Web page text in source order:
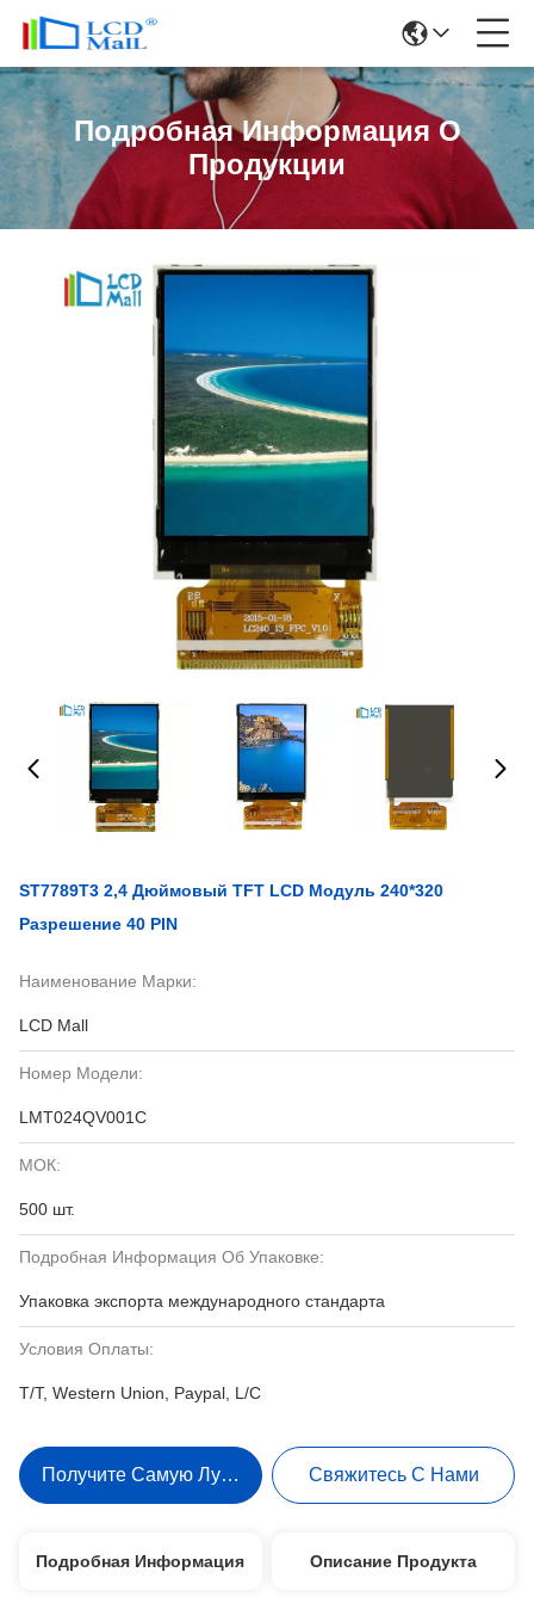
Подробная Информация О
Продукции
ST7789T3 2,4 Дюймовый TFT LCD Модуль 240*320
Разрешение 40 PIN
Наименование Марки:
LCD Mall
Номер Модели:
LMT024QV001C
МОК:
500 шт.
Подробная Информация Об Упаковке:
Упаковка экспорта международного стандарта
Условия Оплаты:
T/T, Western Union, Paypal, L/C
Получите Самую Лучшую ЦенуСвяжитесь С Нами
Подробная Информация Описание Продукта